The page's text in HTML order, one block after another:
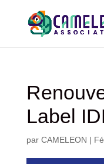
Label
par CAMELEON |